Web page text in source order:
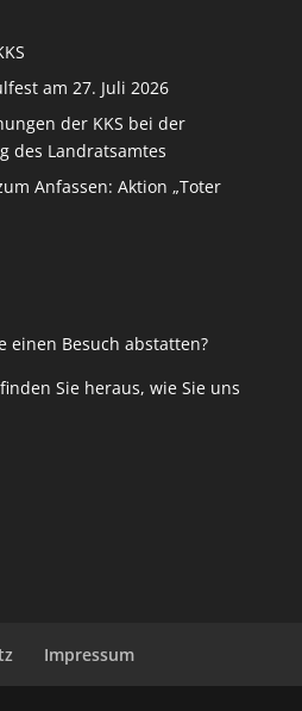
am 27. Juli 2026
der KKS bei der
des Landratsamtes
Anfassen: Aktion „Toter
einen Besuch abstatten?
Sie heraus, wie Sie uns
Impressum